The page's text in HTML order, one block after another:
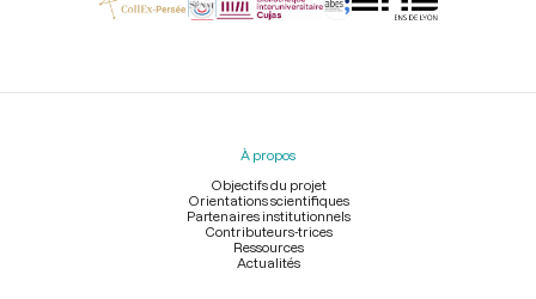
Menu
À propos
Objectifs du projet
Orientations scientifiques
Partenaires institutionnels
Contributeurs-trices
Ressources
Actualités